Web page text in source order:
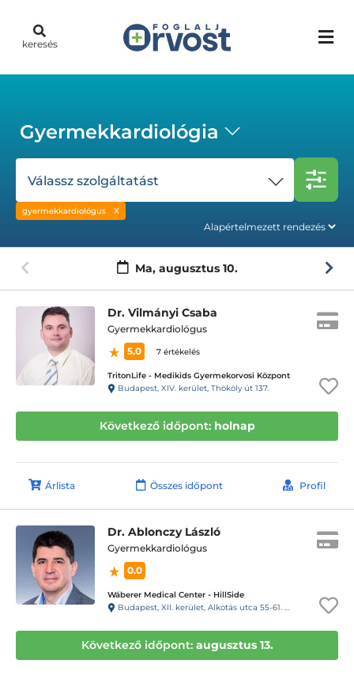
keresés
Gyermekkardiológia
Válassz szolgáltatást
gyermekkardiológus
Ma, augusztus 10.
Dr. Vilmányi Csaba
Gyermekkardiológus
5.0
7 értékelés
TritonLife - Medikids Gyermekorvosi Központ
Budapest, XIV. kerület, Thököly út 137.
Következő időpont: holnap
Árlista Összes időpont Profil
Dr. Ablonczy László
Gyermekkardiológus
0.0
Wáberer Medical Center - HillSide
Budapest, XII. kerület, Alkotás utca 55-61. Hillside
Következő időpont: augusztus 13.